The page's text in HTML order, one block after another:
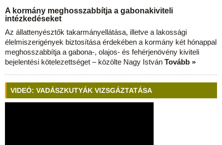
A kormány meghosszabbítja a gabonakiviteli
intézkedéseket
Az állattenyésztők takarmányellátása, illetve a lakossági
élelmiszerigények biztosítása érdekében a kormány két hónappal
meghosszabbítja a gabona-, olajos- és fehérjenövény kiviteli
bejelentési kötelezettséget – közölte Nagy István Tovább »
VIDEÓ: VADÁSZKUTYÁK VIZSGÁZTATÁSA